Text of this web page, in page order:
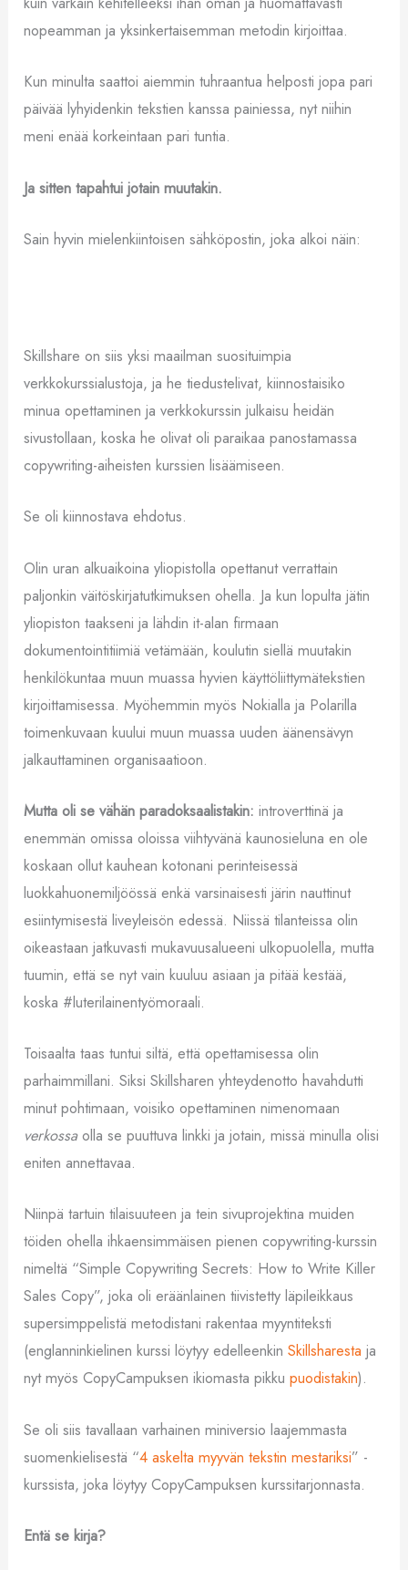
nopeamman ja yksinkertaisemman metodin kirjoittaa.
Kun minulta saattoi aiemmin tuhraantua helposti jopa pari
päivää lyhyidenkin tekstien kanssa painiessa, nyt niihin
meni enää korkeintaan pari tuntia.
Ja sitten tapahtui jotain muutakin.
Sain hyvin mielenkiintoisen sähköpostin, joka alkoi näin:
Skillshare on siis yksi maailman suosituimpia
verkkokurssialustoja, ja he tiedustelivat, kiinnostaisiko
minua opettaminen ja verkkokurssin julkaisu heidän
sivustollaan, koska he olivat oli paraikaa panostamassa
copywriting-aiheisten kurssien lisäämiseen.
Se oli kiinnostava ehdotus.
Olin uran alkuaikoina yliopistolla opettanut verrattain
paljonkin väitöskirjatutkimuksen ohella. Ja kun lopulta jätin
yliopiston taakseni ja lähdin it-alan firmaan
dokumentointitiimiä vetämään, koulutin siellä muutakin
henkilökuntaa muun muassa hyvien käyttöliittymätekstien
kirjoittamisessa. Myöhemmin myös Nokialla ja Polarilla
toimenkuvaan kuului muun muassa uuden äänensävyn
jalkauttaminen organisaatioon.
Mutta oli se vähän paradoksaalistakin: introverttinä ja
enemmän omissa oloissa viihtyvänä kaunosieluna en ole
koskaan ollut kauhean kotonani perinteisessä
luokkahuonemiljöössä enkä varsinaisesti järin nauttinut
esiintymisestä liveyleisön edessä. Niissä tilanteissa olin
oikeastaan jatkuvasti mukavuusalueeni ulkopuolella, mutta
tuumin, että se nyt vain kuuluu asiaan ja pitää kestää,
koska #luterilainentyömoraali.
Toisaalta taas tuntui siltä, että opettamisessa olin
parhaimmillani. Siksi Skillsharen yhteydenotto havahdutti
minut pohtimaan, voisiko opettaminen nimenomaan
verkossaolla se puuttuva linkki ja jotain, missä minulla olisi
eniten annettavaa.
Niinpä tartuin tilaisuuteen ja tein sivuprojektina muiden
töiden ohella ihkaensimmäisen pienen copywriting-kurssin
nimeltä “Simple Copywriting Secrets: How to Write Killer
Sales Copy”, joka oli eräänlainen tiivistetty läpileikkaus
supersimppelistä metodistani rakentaa myyntiteksti
(englanninkielinen kurssi löytyy edelleenkinSkillsharesta ja
nyt myös CopyCampuksen ikiomasta pikkupuodistakin).
Se oli siis tavallaan varhainen miniversio laajemmasta
suomenkielisestä “4 askelta myyvän tekstin mestariksi” -
kurssista, joka löytyy CopyCampuksen kurssitarjonnasta.
Entä se kirja?